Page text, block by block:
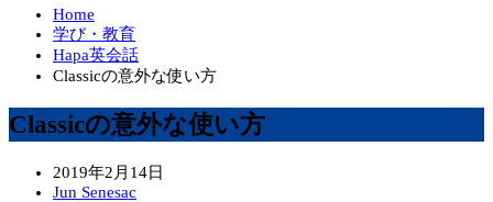
Home
学び・教育
Hapa英会話
Classicの意外な使い方
Classicの意外な使い方
2019年2月14日
Jun Senesac